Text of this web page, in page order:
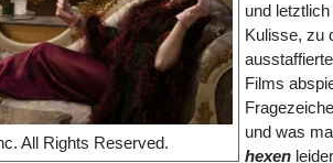
All Rights Reserved.
und
Kulisse, zu
Films
und was
hexen